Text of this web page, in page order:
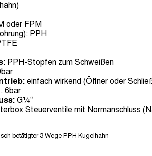
oder FPM
PPH
PPH-Stopfen zum Schweißen
einfach wirkend (Öffner oder
6bar
G¼“
Steuerventile mit Normanschluss
betätigter 3 Wege PPH Kugelhahn